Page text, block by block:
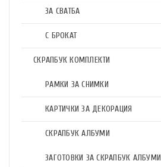
ЗА СВАТБА
С БРОКАТ
СКРАПБУК КОМПЛЕКТИ
РАМКИ ЗА СНИМКИ
КАРТИЧКИ ЗА ДЕКОРАЦИЯ
СКРАПБУК АЛБУМИ
ЗАГОТОВКИ ЗА СКРАПБУК АЛБУМИ